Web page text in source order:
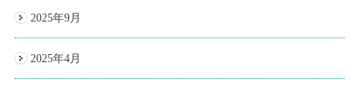
2025年9月
2025年4月